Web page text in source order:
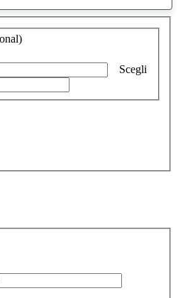
suggerimento
trovato
Scegli